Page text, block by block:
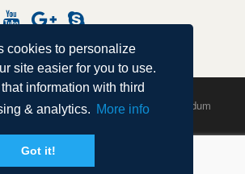
cookies to personalize
site easier for you to use.
information with third
& analytics. More info
Got it!
Croatialan |Sitemap| Powered by Agendum